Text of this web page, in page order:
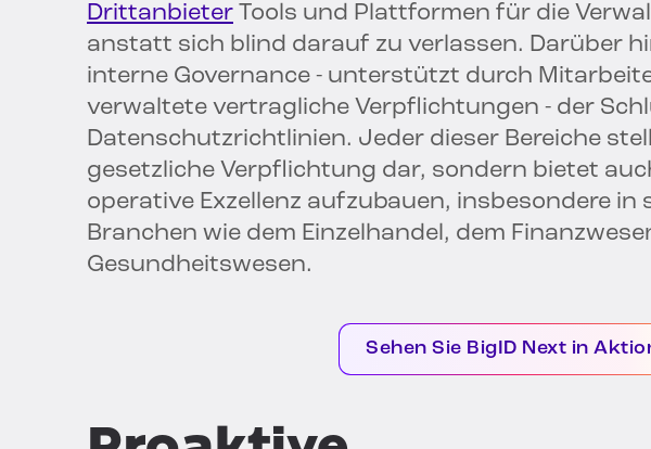
Drittanbieter Tools und Plattformen für die
anstatt sich blind darauf zu verlassen. Darüber
interne Governance - unterstützt durch
verwaltete vertragliche Verpflichtungen - der
Datenschutzrichtlinien. Jeder dieser Bereiche
gesetzliche Verpflichtung dar, sondern bietet
operative Exzellenz aufzubauen, insbesondere
Branchen wie dem Einzelhandel, dem
Gesundheitswesen.
Sehen Sie BigID Next in